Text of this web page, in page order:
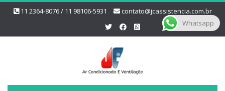
11 2364-8076 / 11 98106-5931 contato@jcassistencia.com.br
Whatsapp